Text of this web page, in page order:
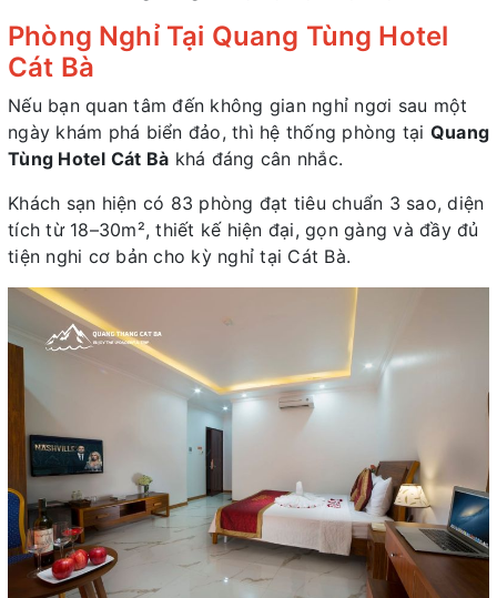
Phòng Nghỉ Tại Quang Tùng Hotel
Cát Bà
Nếu bạn quan tâm đến không gian nghỉ ngơi sau một
ngày khám phá biển đảo, thì hệ thống phòng tại Quang
Tùng Hotel Cát Bà khá đáng cân nhắc.
Khách sạn hiện có 83 phòng đạt tiêu chuẩn 3 sao, diện
tích từ 18–30m², thiết kế hiện đại, gọn gàng và đầy đủ
tiện nghi cơ bản cho kỳ nghỉ tại Cát Bà.